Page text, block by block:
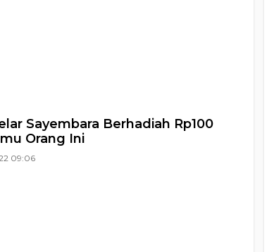
Sayembara Berhadiah Rp100
Orang Ini
09:06